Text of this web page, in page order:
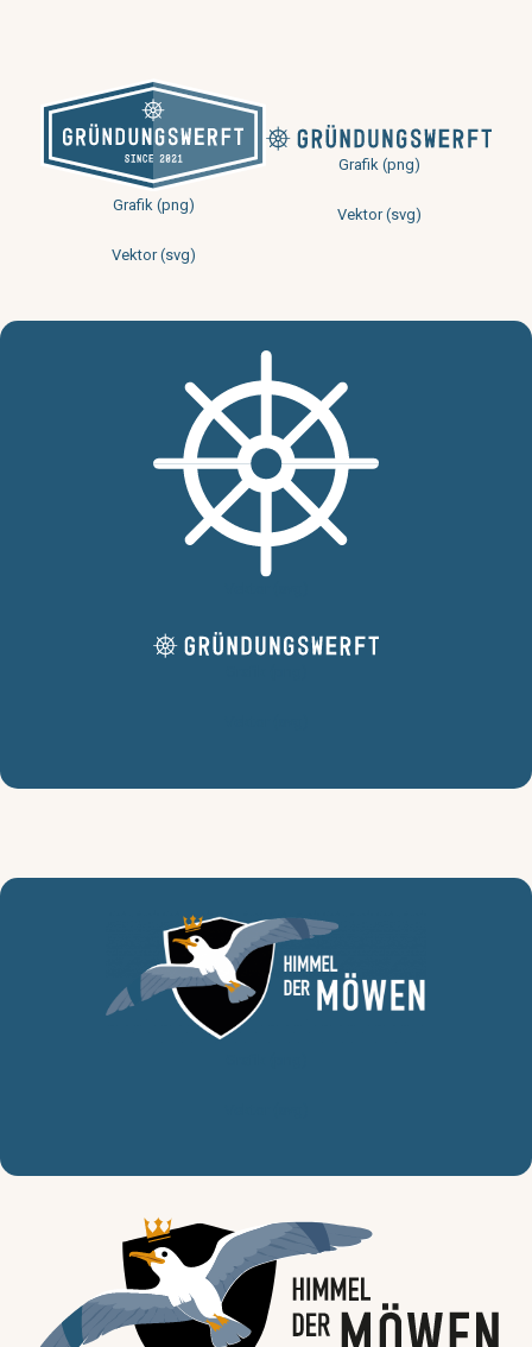
Grafik (png)
Vektor (svg)
Grafik (png)
Vektor (svg)